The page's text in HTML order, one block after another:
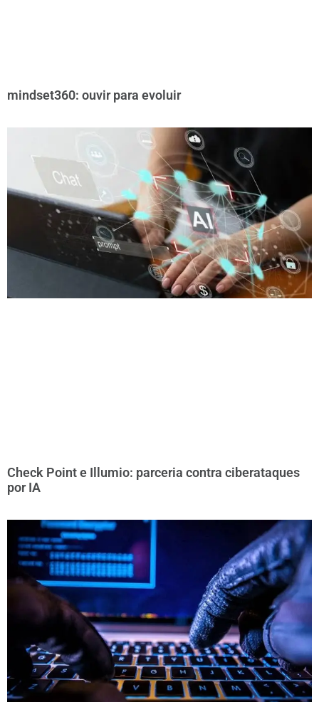
mindset360: ouvir para evoluir
Check Point e Illumio: parceria contra ciberataques
por IA